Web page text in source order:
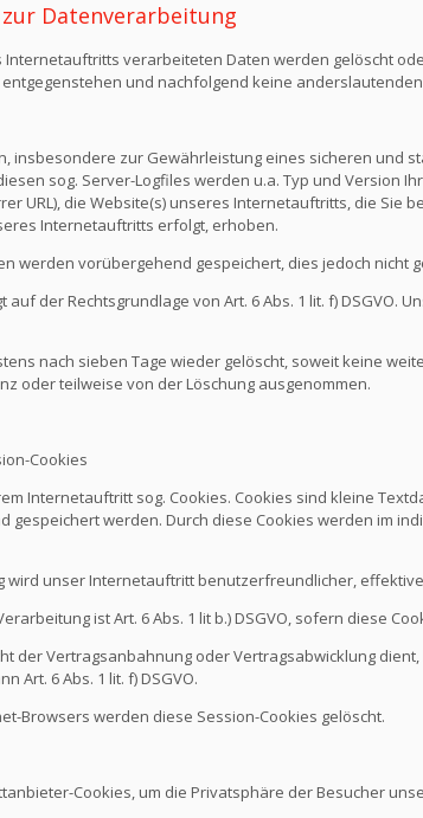
Datenverarbeitung
verarbeiteten Daten werden gelöscht
und nachfolgend keine
insbesondere zur Gewährleistung eines sicheren und
sog. Server-Logfiles werden u.a. Typ und Version
URL), die Website(s) unseres Internetauftritts, die
Internetauftritts erfolgt, erhoben.
werden vorübergehend gespeichert, dies jedoch nicht
auf der Rechtsgrundlage von Art. 6 Abs. 1 lit. f)
nach sieben Tage wieder gelöscht, soweit keine
oder teilweise von der Löschung ausgenommen.
Cookies
Internetauftritt sog. Cookies. Cookies sind kleine
gespeichert werden. Durch diese Cookies werden im
wird unser Internetauftritt benutzerfreundlicher,
ist Art. 6 Abs. 1 lit b.) DSGVO, sofern diese
der Vertragsanbahnung oder Vertragsabwicklung
Art. 6 Abs. 1 lit. f) DSGVO.
Browsers werden diese Session-Cookies gelöscht.
Cookies, um die Privatsphäre der Besucher